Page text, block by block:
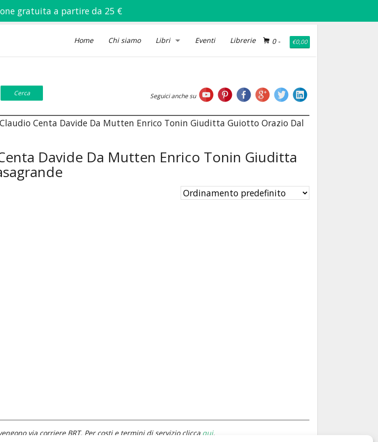
gratuita a partire da 25 €
0- €0,00
Home Chi siamo Libri Eventi Librerie
Seguici anche su
Centa Davide Da Mutten Enrico Tonin Giuditta Guiotto Orazio Dal
Davide Da Mutten Enrico Tonin Giuditta
via corriere BRT. Per costi e termini di servizio clicca qui.